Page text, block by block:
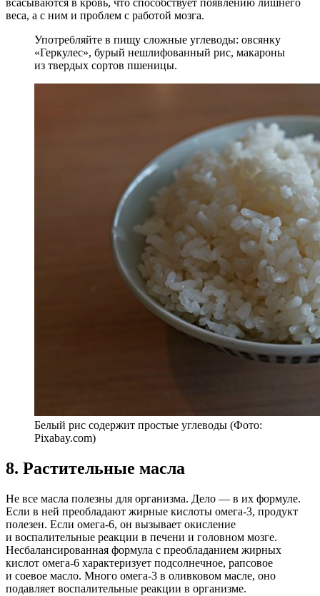
всасываются в кровь, что способствует появлению лишнего
веса, а с ним и проблем с работой мозга.
Употребляйте в пищу сложные углеводы: овсянку
«Геркулес», бурый нешлифованный рис, макароны
из твердых сортов пшеницы.
Белый рис содержит простые углеводы (Фото:
Pixabay.com)
8. Растительные масла
Не все масла полезны для организма. Дело — в их формуле.
Если в ней преобладают жирные кислоты омега-3, продукт
полезен. Если омега-6, он вызывает окисление
и воспалительные реакции в печени и головном мозге.
Несбалансированная формула с преобладанием жирных
кислот омега-6 характеризует подсолнечное, рапсовое
и соевое масло. Много омега-3 в оливковом масле, оно
подавляет воспалительные реакции в организме.